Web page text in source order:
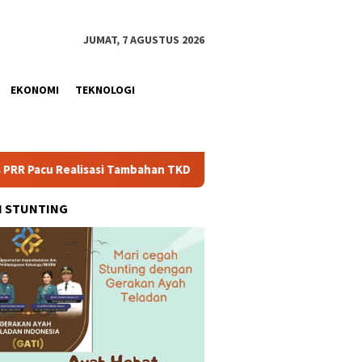
JUMAT, 7 AGUSTUS 2026
EKONOMI TEKNOLOGI
Tambahan TKD Aceh Rp1,65 Triliun, Pastikan Transparan
STUNTING